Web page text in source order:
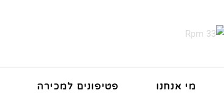
מי אנחנו פטיפונים למכירה